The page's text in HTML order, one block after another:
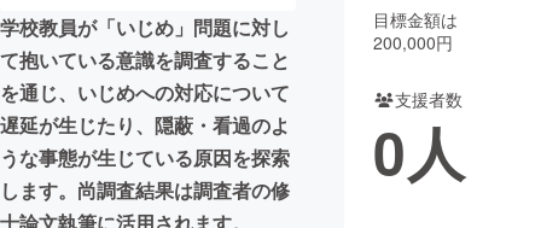
ビジネス・起業 チャレンジ
まちづくり・地域活性化
CAMPFIRE for Social Good
CAMPFIRE Creation
CAMPFIREふるさと納税
学校教員が「いじめ」問題に対し
て抱いている意識を調査すること
を通じ、いじめへの対応について
遅延が生じたり、隠蔽・看過のよ
うな事態が生じている原因を探索
します。尚調査結果は調査者の修
目標金額は
200,000円
支援者数
0人